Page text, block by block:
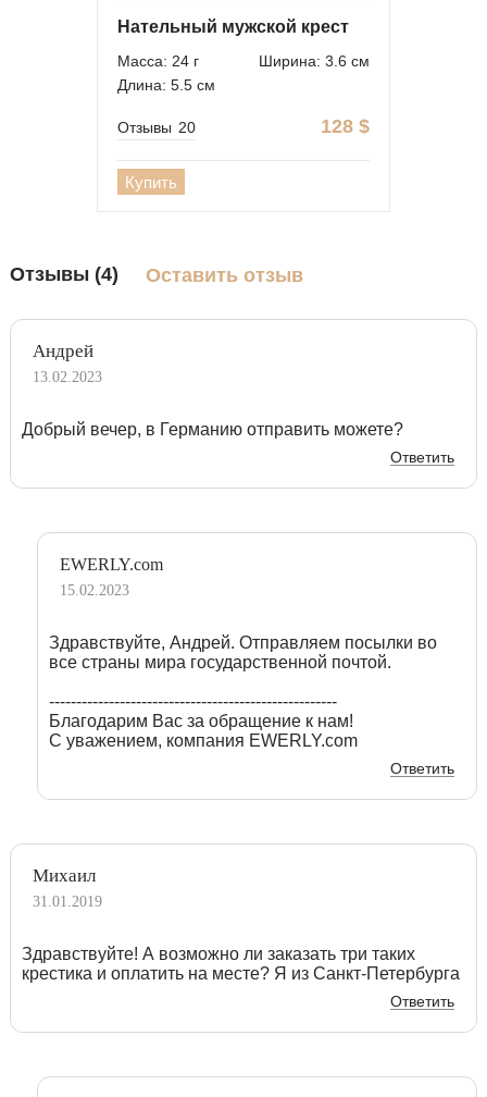
Нательный мужской крест
Масса: 24 г
Ширина: 3.6 см
Длина: 5.5 см
128 $
Отзывы 20
Купить
Отзывы (4) Оставить отзыв
Андрей
13.02.2023
Добрый вечер, в Германию отправить можете?
Ответить
EWERLY.com
15.02.2023
Здравствуйте, Андрей. Отправляем посылки во
все страны мира государственной почтой.
-----------------------------------------------------
Благодарим Вас за обращение к нам!
С уважением, компания EWERLY.com
Ответить
Михаил
31.01.2019
Здравствуйте! А возможно ли заказать три таких
крестика и оплатить на месте? Я из Санкт-Петербурга
Ответить